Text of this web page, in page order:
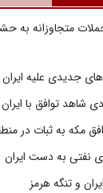
متجاوزانه به
جدیدی علیه ایران
توافق با
مکه به ثبات در
و تنگه هرمز